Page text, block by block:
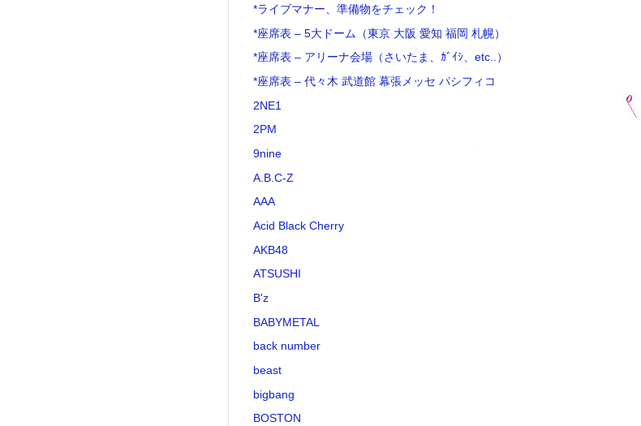
*ライブマナー、準備物をチェック！
*座席表 – 5大ドーム（東京 大阪 愛知 福岡 札幌）
*座席表 – アリーナ会場（さいたま、ｶﾞｲｼ、etc..）
*座席表 – 代々木 武道館 幕張メッセ パシフィコ
2NE1
2PM
9nine
A.B.C-Z
AAA
Acid Black Cherry
AKB48
ATSUSHI
B'z
BABYMETAL
back number
beast
bigbang
BOSTON